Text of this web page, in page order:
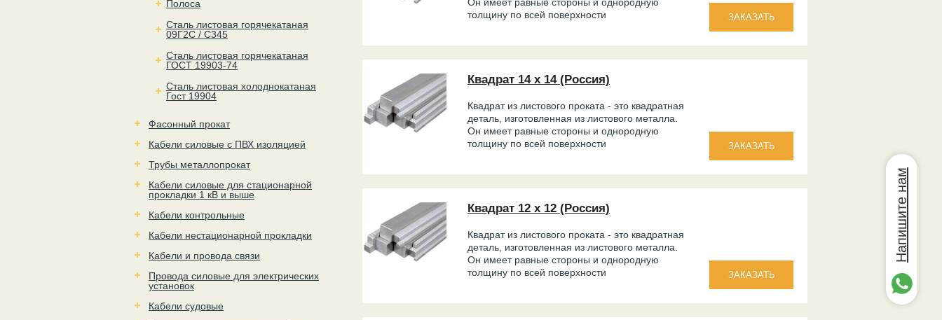
Полоса
Сталь листовая горячекатаная
09Г2С / С345
Сталь листовая горячекатаная
ГОСТ 19903-74
Сталь листовая холоднокатаная
Гост 19904
Фасонный прокат
Кабели силовые с ПВХ изоляцией
Трубы металлопрокат
Кабели силовые для стационарной
прокладки 1 кВ и выше
Кабели контрольные
Кабели нестационарной прокладки
Кабели и провода связи
Провода силовые для электрических
установок
Кабели судовые
толщину по всей поверхности
Квадрат 14 х 14 (Россия)
Квадрат из листового проката - это квадратная
деталь, изготовленная из листового металла.
Он имеет равные стороны и однородную
толщину по всей поверхности
Квадрат 12 х 12 (Россия)
Квадрат из листового проката - это квадратная
деталь, изготовленная из листового металла.
Он имеет равные стороны и однородную
толщину по всей поверхности
Напишите нам